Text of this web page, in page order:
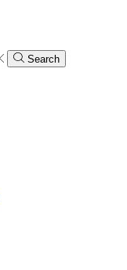
Search